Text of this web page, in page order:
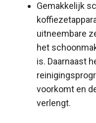
Gemakkelijk
uitneembare
het
is. Daarnaast
voorkomt en
verlengt.